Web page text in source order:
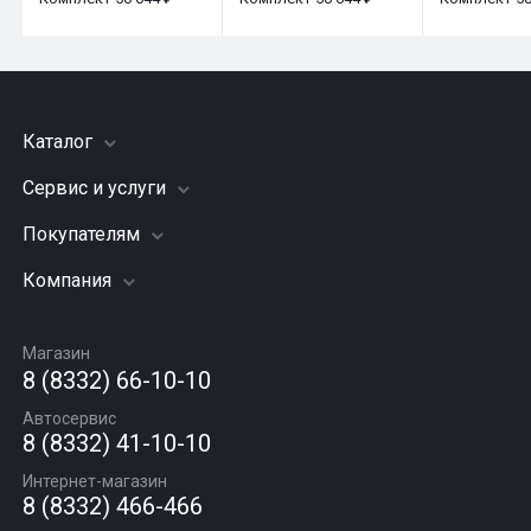
Каталог
Шины
Грузовые шины
Диски
Автомасла
Сервис и услуги
Заправка кондиционера
Подвеска (ходовая часть)
Шиномонтаж
Покупателям
Акции
Гарантии и возврат
Компания
Вакансии
Новости
Статьи
Контакты
Магазин
8 (8332) 66-10-10
Автосервис
8 (8332) 41-10-10
Интернет-магазин
8 (8332) 466-466